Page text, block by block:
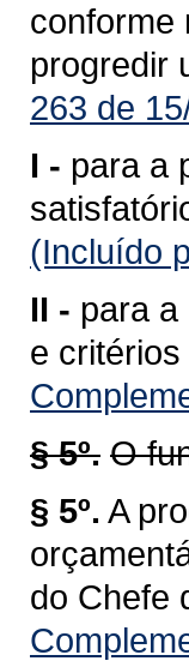
conforme
progredir
263 de
I - para a
(Incluído
II - para a
e
§ 5º. O
§ 5º. A
do Chefe